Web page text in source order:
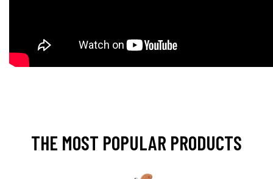
THE MOST POPULAR PRODUCTS